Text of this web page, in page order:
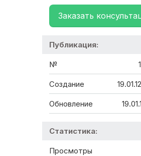
Заказать
Публикация:
№
Создание
Обновление
Статистика:
Просмотры